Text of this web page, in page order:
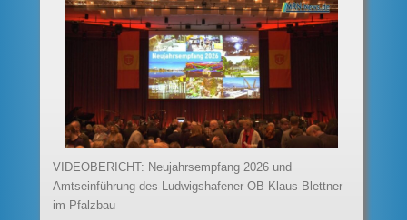
VIDEOBERICHT: Neujahrsempfang 2026 und
Amtseinführung des Ludwigshafener OB Klaus Blettner
im Pfalzbau